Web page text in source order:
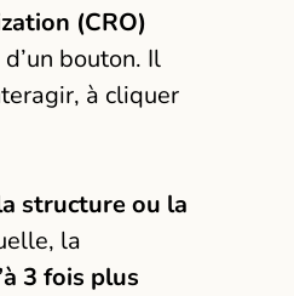
(CRO)
bouton. Il
à cliquer
structure ou la
la
3 fois plus